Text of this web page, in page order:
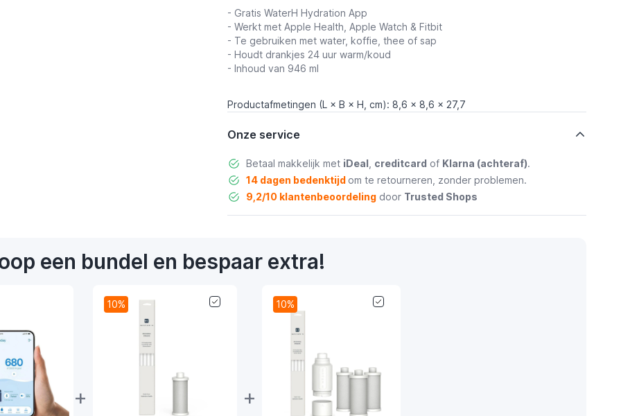
- Gratis WaterH Hydration App
- Werkt met Apple Health, Apple Watch & Fitbit
- Te gebruiken met water, koffie, thee of sap
- Houdt drankjes 24 uur warm/koud
- Inhoud van 946 ml
Productafmetingen (L × B × H, cm): 8,6 x 8,6 x 27,7
Onze service
Betaal makkelijk met iDeal creditcard of Klarna (achteraf).
14 dagen bedenktijd om te retourneren, zonder problemen.
9,2/10 klantenbeoordelingdoor Trusted Shops
een bundel en bespaar extra!
+
10%
+
10%